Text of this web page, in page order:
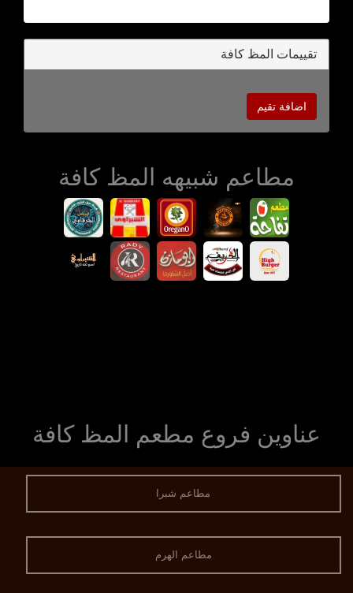
تقييمات المظ كافة
اضافة تقيم
مطاعم شبيهه المظ كافة
عناوين فروع مطعم المظ كافة
مطاعم شبرا
مطاعم الهرم